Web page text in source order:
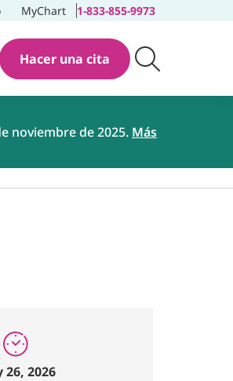
MyChart 1-833-855-9973
Hacer una cita
noviembre de 2025. Más
26, 2026